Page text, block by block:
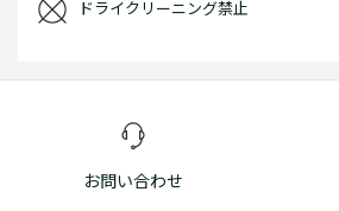
ドライクリーニング禁止
お問い合わせ